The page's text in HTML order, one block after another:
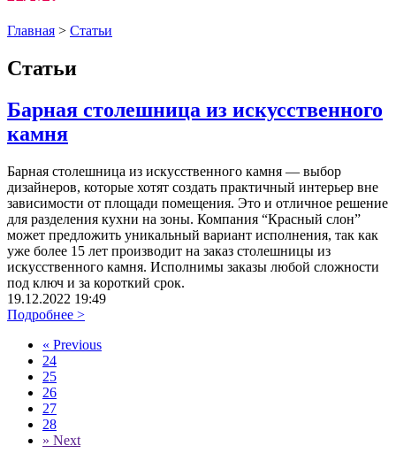
Главная > Статьи
Статьи
Барная столешница из искусственного
камня
Барная столешница из искусственного камня — выбор
дизайнеров, которые хотят создать практичный интерьер вне
зависимости от площади помещения. Это и отличное решение
для разделения кухни на зоны. Компания “Красный слон”
может предложить уникальный вариант исполнения, так как
уже более 15 лет производит на заказ столешницы из
искусственного камня. Исполнимы заказы любой сложности
под ключ и за короткий срок.
19.12.2022 19:49
Подробнее >
« Previous
24
25
26
27
28
» Next